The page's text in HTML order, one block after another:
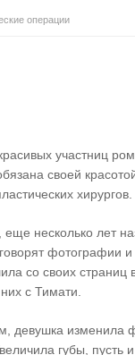
операции
участниц
своей
хирургов.
еще несколько лет
фотографии и
со своих страниц
с Тимати.
девушка изменила
губы,